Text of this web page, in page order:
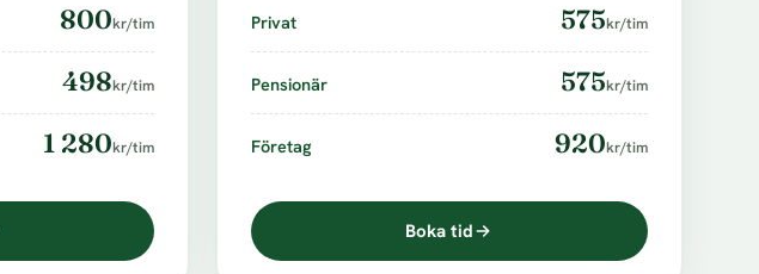
800kr/tim
498kr/tim
1 280kr/tim
Privat 575kr/tim
Pensionär 575kr/tim
Företag 920kr/tim
Boka tid